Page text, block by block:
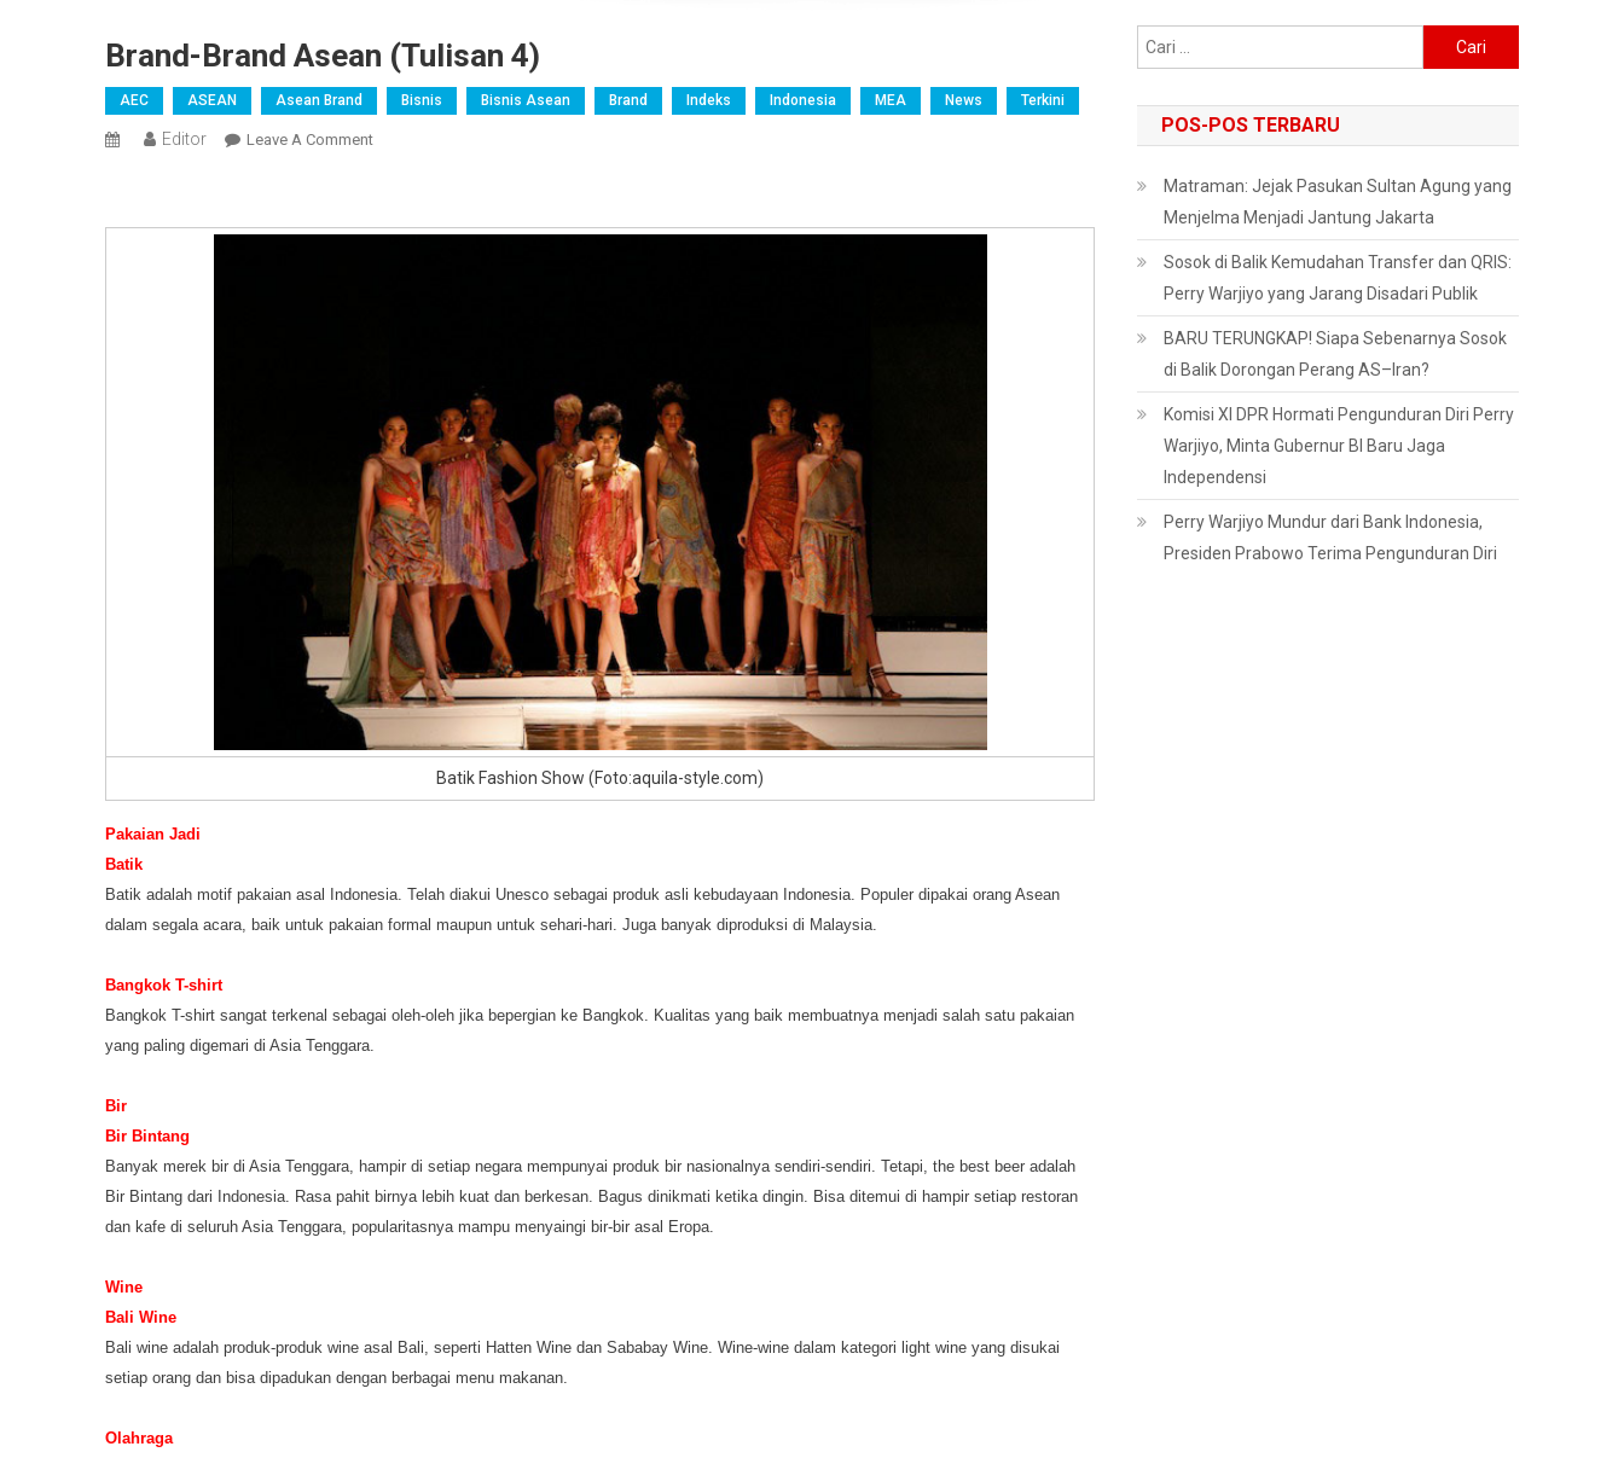
Brand-Brand Asean (tulisan 4)
AEC ASEAN Asean Brand Bisnis Bisnis Asean Brand Indeks Indonesia MEA News Terkini
Editor Leave A CommentOn
Batik Fashion Show (Foto:aquila-style.com)
Pakaian Jadi
Batik
Batik adalah motif pakaian asal Indonesia. Telah diakui Unesco sebagai produk asli kebudayaan Indonesia. Populer dipakai orang Asean
dalam segala acara, baik untuk pakaian formal maupun untuk sehari-hari. Juga banyak diproduksi di Malaysia.
Bangkok T-shirt
Bangkok T-shirt sangat terkenal sebagai oleh-oleh jika bepergian ke Bangkok. Kualitas yang baik membuatnya menjadi salah satu pakaian
yang paling digemari di Asia Tenggara.
Bir
Bir Bintang
Banyak merek bir di Asia Tenggara, hampir di setiap negara mempunyai produk bir nasionalnya sendiri-sendiri. Tetapi, the best beer adalah
Bir Bintang dari Indonesia. Rasa pahit birnya lebih kuat dan berkesan. Bagus dinikmati ketika dingin. Bisa ditemui di hampir setiap restoran
dan kafe di seluruh Asia Tenggara, popularitasnya mampu menyaingi bir-bir asal Eropa.
Wine
Bali Wine
Bali wine adalah produk-produk wine asal Bali, seperti Hatten Wine dan Sababay Wine. Wine-wine dalam kategori light wine yang disukai
setiap orang dan bisa dipadukan dengan berbagai menu makanan.
Olahraga
untuk:
POS-POS TERBARU
Matraman: Jejak Pasukan Sultan Agung yang
Menjelma Menjadi Jantung Jakarta
Sosok di Balik Kemudahan Transfer dan QRIS:
Perry Warjiyo yang Jarang Disadari Publik
BARU TERUNGKAP! Siapa Sebenarnya Sosok
di Balik Dorongan Perang AS–Iran?
Komisi XI DPR Hormati Pengunduran Diri Perry
Warjiyo, Minta Gubernur BI Baru Jaga
Independensi
Perry Warjiyo Mundur dari Bank Indonesia,
Presiden Prabowo Terima Pengunduran Diri